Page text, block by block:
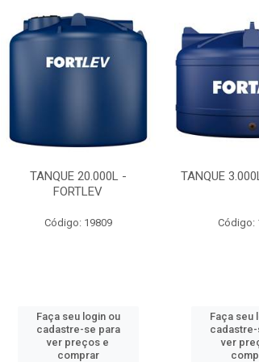
TANQUE 20.000L -
FORTLEV
Código: 19809
Faça seu login ou
cadastre-se para
ver preços e
comprar
TANQUE
Código:
Faça seu
ver